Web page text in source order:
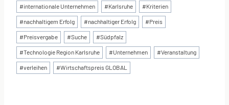
#internationale Unternehmen #Karlsruhe #Kriterien
#nachhaltigem Erfolg #nachhaltiger Erfolg #Preis
#Preisvergabe #Suche #Südpfalz
#Technologie Region Karlsruhe #Unternehmen #Veranstaltung
#verleihen #Wirtschaftspreis GLOBAL